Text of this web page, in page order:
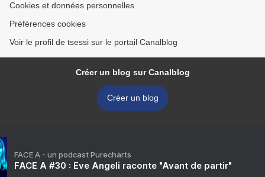
Cookies et données personnelles
Préférences cookies
Voir le profil de tsessi sur le portail Canalblog
Créer un blog sur Canalblog
Créer un blog
FACE A - un podcast Purecharts
FACE A #30 : Eve Angeli raconte "Avant de partir"